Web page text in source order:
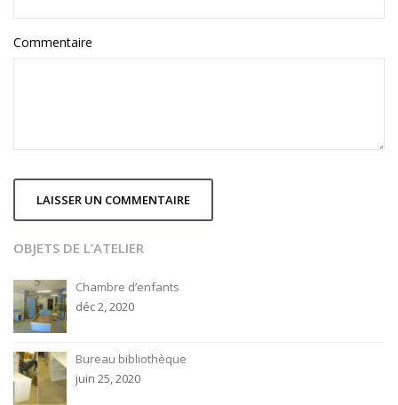
Commentaire
OBJETS DE L’ATELIER
Chambre d’enfants
déc 2, 2020
Bureau bibliothèque
juin 25, 2020